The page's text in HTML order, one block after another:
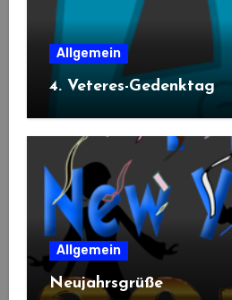
Allgemein
4. Veteres-Gedenktag
Allgemein
Neujahrsgrüße